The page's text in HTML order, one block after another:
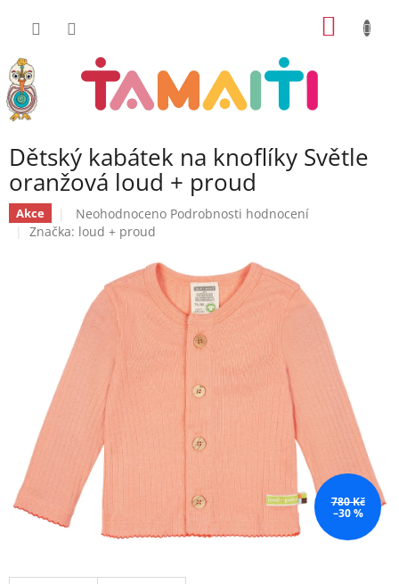
Dětský kabátek na knoflíky Světle
oranžová loud + proud
Akce
Průměrné
hodnocení
hvězdiček.
Neohodnoceno Podrobnosti hodnocení
Značka: loud + proud
780 Kč
–30 %